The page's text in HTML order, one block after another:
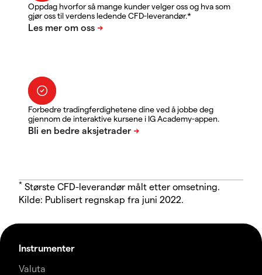
Oppdag hvorfor så mange kunder velger oss og hva som
gjør oss til verdens ledende CFD-leverandør.*
Forbedre tradingferdighetene dine ved å jobbe deg
gjennom de interaktive kursene i IG Academy-appen.
* Største CFD-leverandør målt etter omsetning.
Kilde: Publisert regnskap fra juni 2022.
Instrumenter
Valuta